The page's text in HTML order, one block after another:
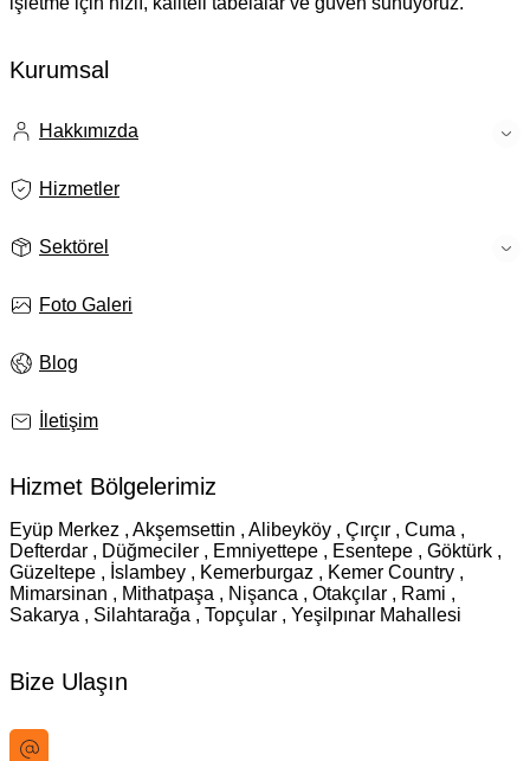
Kurumsal
Hakkımızda
Hizmetler
Sektörel
Foto Galeri
Blog
İletişim
Hizmet Bölgelerimiz
Eyüp Merkez , Akşemsettin , Alibeyköy , Çırçır , Cuma ,
Defterdar , Düğmeciler , Emniyettepe , Esentepe , Göktürk ,
Güzeltepe , İslambey , Kemerburgaz , Kemer Country ,
Mimarsinan , Mithatpaşa , Nişanca , Otakçılar , Rami ,
Sakarya , Silahtarağa , Topçular , Yeşilpınar Mahallesi
Bize Ulaşın